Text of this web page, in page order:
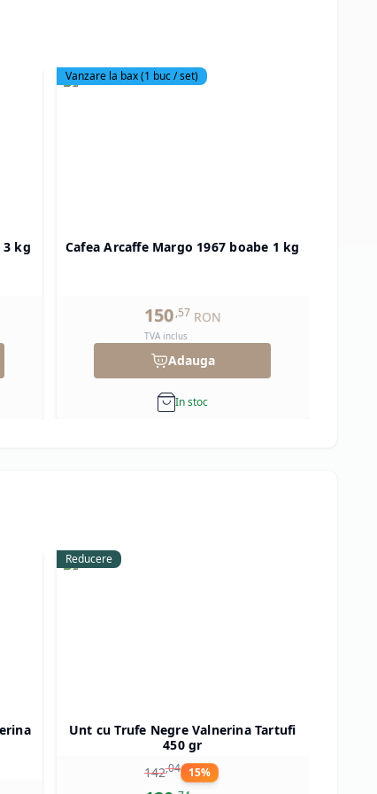
3 kg
Vanzare la bax(1 buc / set)
Cafea Arcaffe Margo 1967 boabe 1 kg
150,57 RON
TVA inclus
Adauga
In stoc
Reducere
Unt cu Trufe Negre Valnerina Tartufi
450 gr
142,04 15%